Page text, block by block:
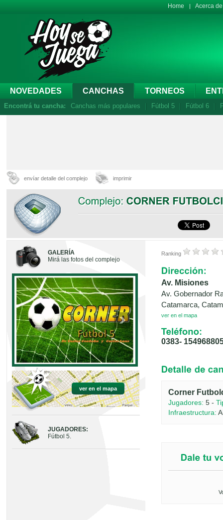
Home Acerca
NOVEDADES CANCHAS TORNEOS
Encontrá tu cancha: Canchas más populares Fútbol 5 Fútbol 6
envíar detalle del complejo imprimir
GALERÍA
Mirá las fotos del complejo
ver en el mapa
JUGADORES:
Fútbol 5.
Ranking
Av. Misiones
Av. Gobernador
Catamarca,
ver en el mapa
0383-
Corner
Jugadores: 5 -
Infraestructura: